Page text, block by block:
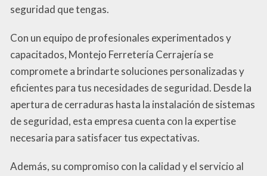
seguridad que tengas.
Con un equipo de profesionales experimentados y
capacitados, Montejo Ferretería Cerrajería se
compromete a brindarte soluciones personalizadas y
eficientes para tus necesidades de seguridad. Desde la
apertura de cerraduras hasta la instalación de sistemas
de seguridad, esta empresa cuenta con la expertise
necesaria para satisfacer tus expectativas.
Además, su compromiso con la calidad y el servicio al